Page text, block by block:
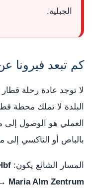
الجبلية.
كم تبعد فيرونا
لا توجد عادة رحلة قطار
البلدة لا تملك محطة
العملي هو الوصول
بالباص أو التاكسي إلى
المسار الشائع يكون:
Maria Alm Zentrum